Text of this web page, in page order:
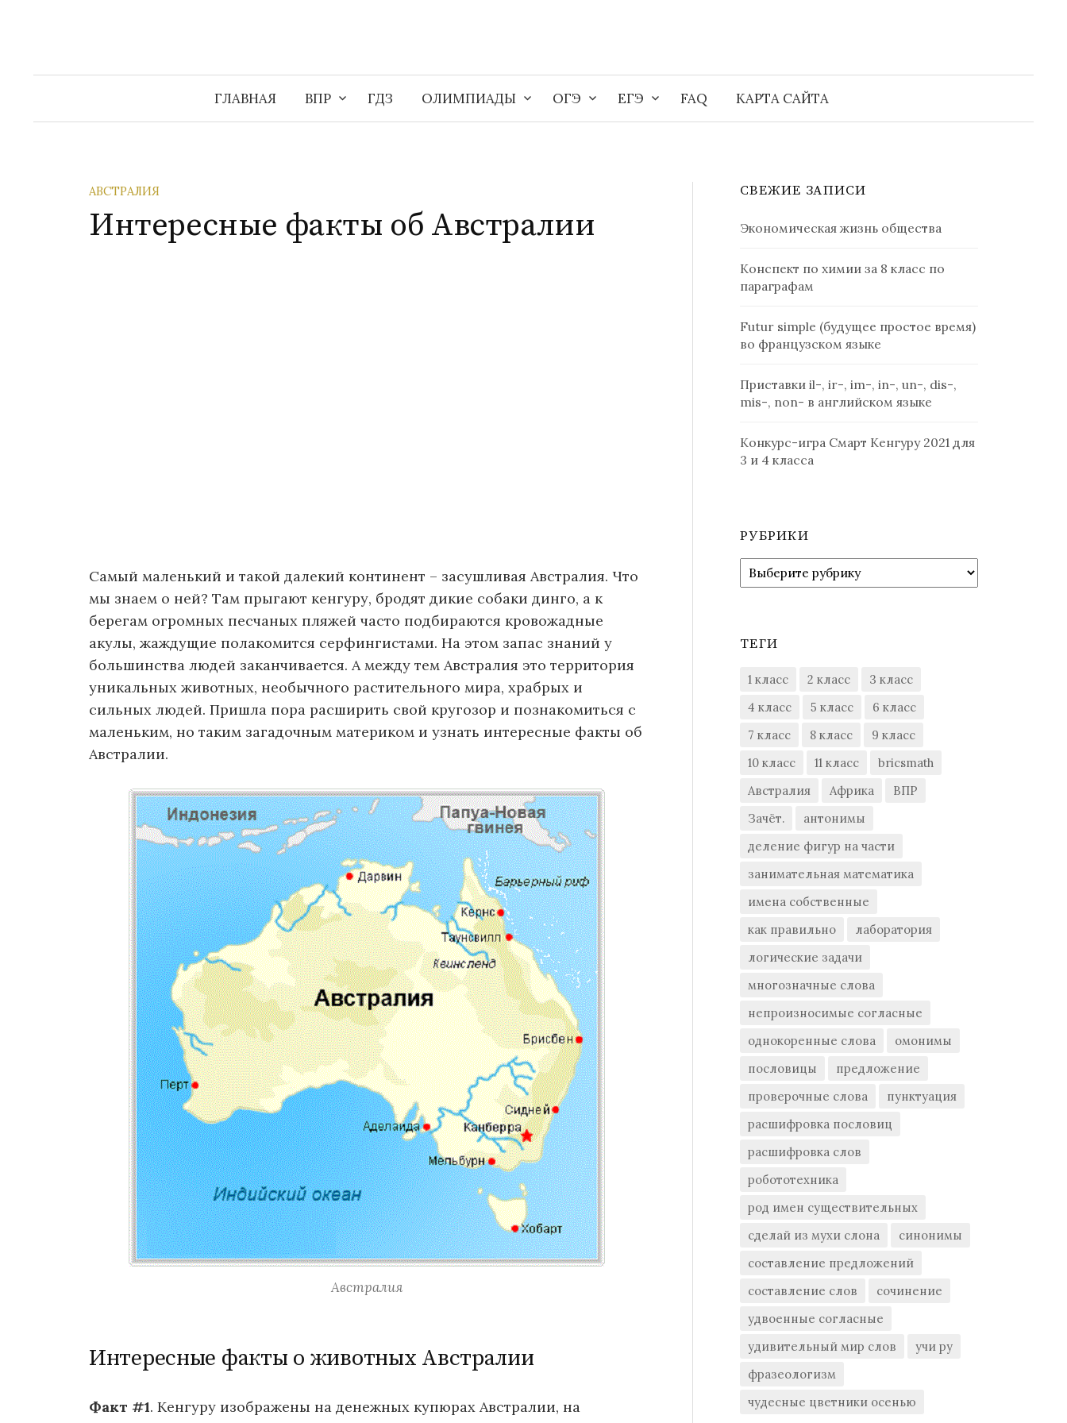
ГЛАВНАЯ ВПР ГДЗ ОЛИМПИАДЫ ОГЭ ЕГЭ FAQ КАРТА САЙТА
Найти:
АВСТРАЛИЯ
Интересные факты об Австралии
Самый маленький и такой далекий континент – засушливая Австралия. Что
мы знаем о ней? Там прыгают кенгуру, бродят дикие собаки динго, а к
берегам огромных песчаных пляжей часто подбираются кровожадные
акулы, жаждущие полакомится серфингистами. На этом запас знаний у
большинства людей заканчивается. А между тем Австралия это территория
уникальных животных, необычного растительного мира, храбрых и
сильных людей. Пришла пора расширить свой кругозор и познакомиться с
маленьким, но таким загадочным материком и узнать интересные факты об
Австралии.
Австралия
Интересные факты о животных Австралии
Факт #1. Кенгуру изображены на денежных купюрах Австралии, на
СВЕЖИЕ ЗАПИСИ
Экономическая жизнь общества
Конспект по химии за 8 класс по
параграфам
Futur simple (будущее простое время)
во французском языке
Приставки il-, ir-, im-, in-, un-, dis-,
mis-, non- в английском языке
Конкурс-игра Смарт Кенгуру 2021 для
3 и 4 класса
РУБРИКИ
Рубрики
ТЕГИ
1 класс 2 класс
3 класс
4 класс
5 класс
6 класс
7 класс
8 класс
9 класс
10 класс
11 класс
bricsmath
Австралия
Африка
ВПР
Зачёт.
антонимы
деление фигур на части
занимательная математика
имена собственные
как правильно
лаборатория
логические задачи
многозначные слова
непроизносимые согласные
однокоренные слова
омонимы
пословицы
предложение
проверочные слова
пунктуация
расшифровка пословиц
расшифровка слов
робототехника
род имен существительных
сделай из мухи слона
синонимы
составление предложений
составление слов
сочинение
удвоенные согласные
удивительный мир слов
учи ру
фразеологизм
чудесные цветники осенью